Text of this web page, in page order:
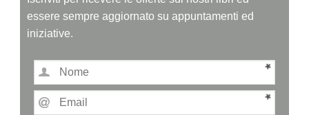
essere sempre aggiornato su appuntamenti ed
iniziative.